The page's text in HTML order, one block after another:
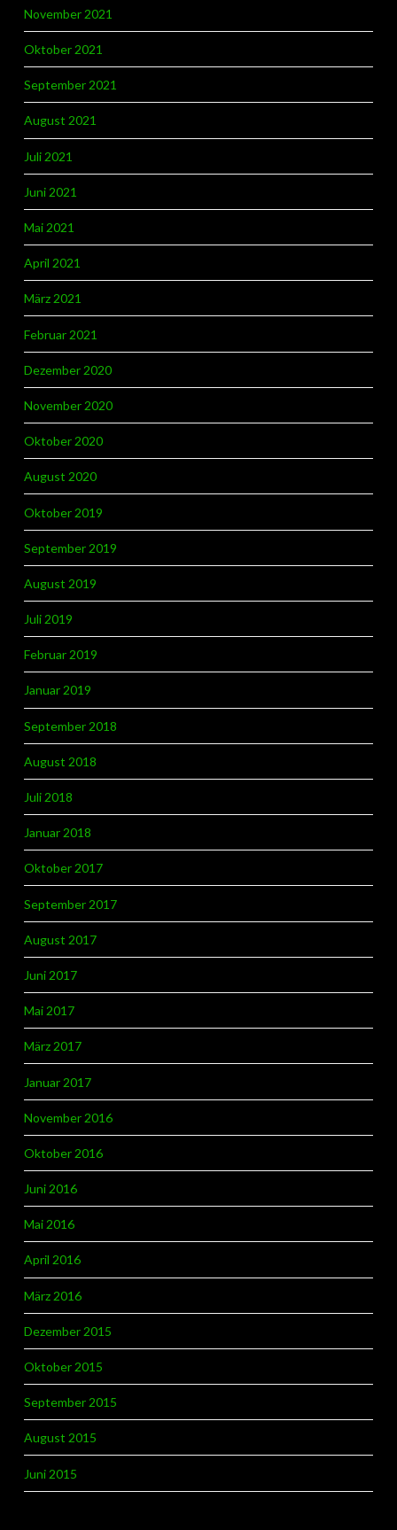
November 2021
Oktober 2021
September 2021
August 2021
Juli 2021
Juni 2021
Mai 2021
April 2021
März 2021
Februar 2021
Dezember 2020
November 2020
Oktober 2020
August 2020
Oktober 2019
September 2019
August 2019
Juli 2019
Februar 2019
Januar 2019
September 2018
August 2018
Juli 2018
Januar 2018
Oktober 2017
September 2017
August 2017
Juni 2017
Mai 2017
März 2017
Januar 2017
November 2016
Oktober 2016
Juni 2016
Mai 2016
April 2016
März 2016
Dezember 2015
Oktober 2015
September 2015
August 2015
Juni 2015